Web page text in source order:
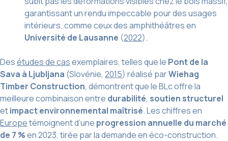
garantissant un rendu impeccable pour des usages
intérieurs, comme ceux des amphithéâtres en
Université de Lausanne (2022).
Desétudes de casexemplaires, telles que le Pont de la
Sava à Ljubljana (Slovénie, 2015) réalisé parWiehag
Timber Construction, démontrent que le BLc offre la
meilleure combinaison entre durabilité, soutien structurel
etimpact environnemental maîtrisé. Les chiffres en
Europetémoignent d’une progression annuelle du marché
de 7 %en 2023, tirée par la demande en éco-construction.